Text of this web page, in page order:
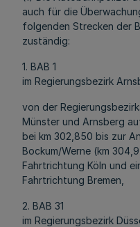
auch für die
folgenden Strecken der
zuständig:
1. BAB 1
im Regierungsbezirk
von der
Münster und Arnsberg
bei km 302,850 bis zur
Bockum/Werne (km
Fahrtrichtung Köln und
Fahrtrichtung Bremen,
2. BAB 31
im Regierungsbezirk